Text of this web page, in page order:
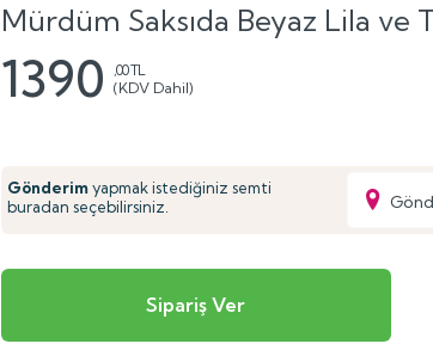
Mürdüm Saksıda Beyaz Lila
1390
,00 TL
(KDV Dahil)
Gönderimyapmak istediğiniz semti
buradan seçebilirsiniz.